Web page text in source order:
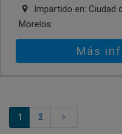
Impartido en: Ciudad
Morelos
Más
1 2